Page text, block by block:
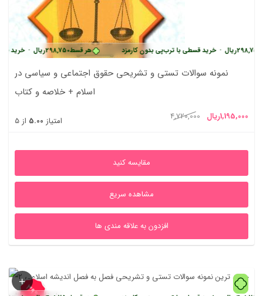
هر قسط298,750ریال • خرید قسطی با ریال • خرید قسطی با ترب‌پی بدون کارمزد
نمونه سوالات تستی و تشریحی حقوق اجتماعی و سیاسی در
اسلام + خلاصه و کتاب
امتیاز 5.00 از 5 4,720,000
قیمت
4,720,000ریال
1,195,000ریال
1,195,000ریال
مقایسه کنید
مشاهده سریع
افزدون به علاقه مندی ها
39%